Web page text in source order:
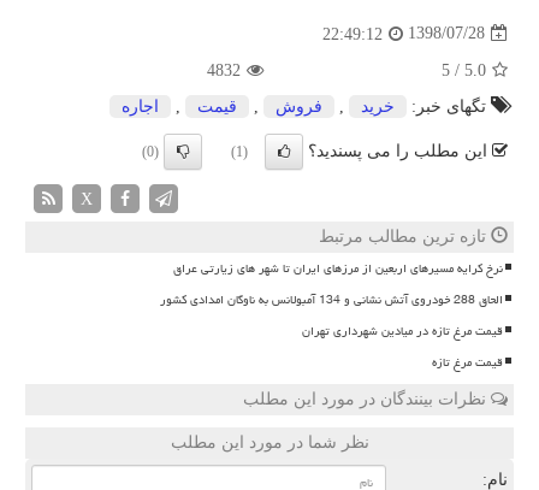
1398/07/28
22:49:12
5.0
/
5
4832
تگهای خبر:
خرید فروش قیمت اجاره
این مطلب را می پسندید؟ (1)
(0)
X
تازه ترین مطالب مرتبط
نرخ کرایه مسیرهای اربعین از مرزهای ایران تا شهر های زیارتی عراق
الحاق 288 خودروی آتش نشانی و 134 آمبولانس به ناوگان امدادی کشور
قیمت مرغ تازه در میادین شهرداری تهران
قیمت مرغ تازه
نظرات بینندگان در مورد این مطلب
نظر شما در مورد این مطلب
نام: